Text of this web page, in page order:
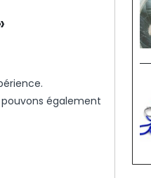
également